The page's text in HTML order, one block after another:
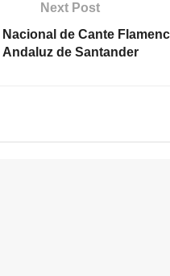
Next Post
de Cante
Andaluz de Santander